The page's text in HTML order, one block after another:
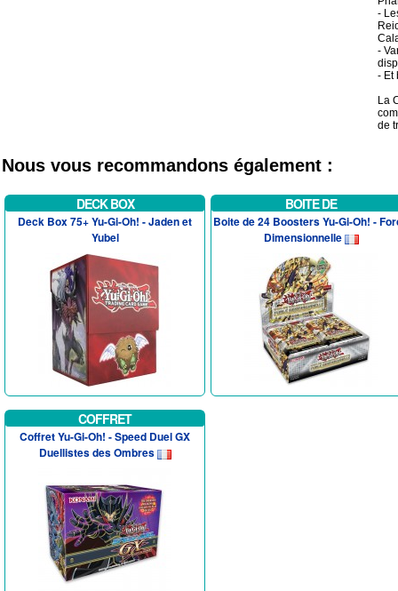
-
-
- Et
La
de
Nous vous recommandons également :
DECK BOX
Deck Box 75+ Yu-Gi-Oh! - Jaden et
Yubel
BOITE DE
Boite de 24 Boosters Yu-Gi-Oh! -
Dimensionnelle
COFFRET
Coffret Yu-Gi-Oh! - Speed Duel GX
Duellistes des Ombres